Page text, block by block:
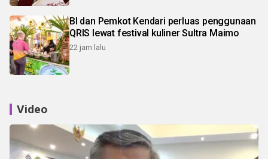
BI dan Pemkot Kendari perluas penggunaan
QRIS lewat festival kuliner Sultra Maimo
22 jam lalu
Video